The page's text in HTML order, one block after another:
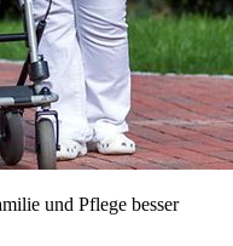
und Pflege besser